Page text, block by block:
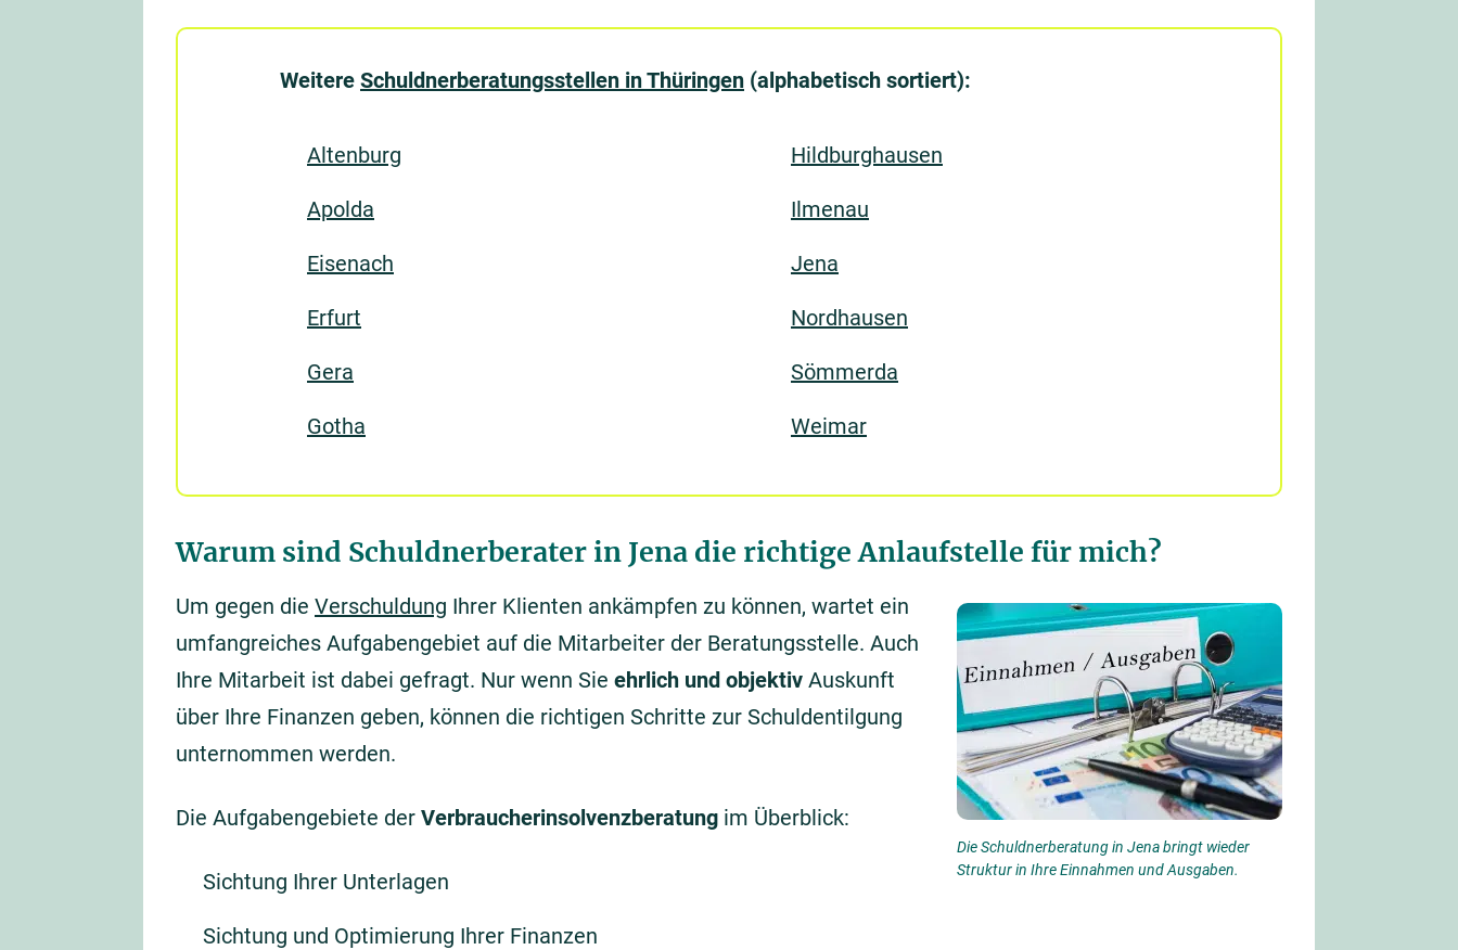
Weitere Schuldnerberatungsstellen in Thüringen (alphabetisch sortiert):
Altenburg
Apolda
Eisenach
Erfurt
Gera
Gotha
Hildburghausen
Ilmenau
Jena
Nordhausen
Sömmerda
Weimar
Warum sind Schuldnerberater in Jena die richtige Anlaufstelle für mich?
Die Schuldnerberatung in Jena bringt wieder
Struktur in Ihre Einnahmen und Ausgaben.
Um gegen die Verschuldung Ihrer Klienten ankämpfen zu können, wartet ein
umfangreiches Aufgabengebiet auf die Mitarbeiter der Beratungsstelle. Auch
Ihre Mitarbeit ist dabei gefragt. Nur wenn Sie ehrlich und objektiv Auskunft
über Ihre Finanzen geben, können die richtigen Schritte zur Schuldentilgung
unternommen werden.
Die Aufgabengebiete der Verbraucherinsolvenzberatung im Überblick:
Sichtung Ihrer Unterlagen
Sichtung und Optimierung Ihrer Finanzen